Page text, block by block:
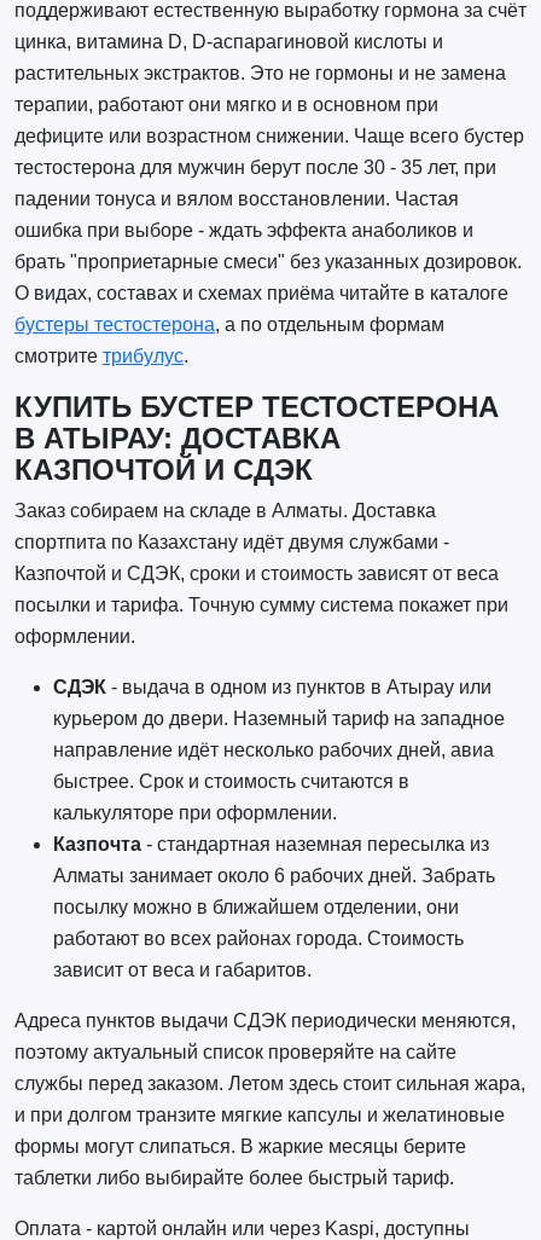
поддерживают естественную выработку гормона за счёт
цинка, витамина D, D-аспарагиновой кислоты и
растительных экстрактов. Это не гормоны и не замена
терапии, работают они мягко и в основном при
дефиците или возрастном снижении. Чаще всего бустер
тестостерона для мужчин берут после 30 - 35 лет, при
падении тонуса и вялом восстановлении. Частая
ошибка при выборе - ждать эффекта анаболиков и
брать "проприетарные смеси" без указанных дозировок.
О видах, составах и схемах приёма читайте в каталоге
бустеры тестостерона, а по отдельным формам
смотрите трибулус.
КУПИТЬ БУСТЕР ТЕСТОСТЕРОНА
В АТЫРАУ: ДОСТАВКА
КАЗПОЧТОЙ И СДЭК
Заказ собираем на складе в Алматы. Доставка
спортпита по Казахстану идёт двумя службами -
Казпочтой и СДЭК, сроки и стоимость зависят от веса
посылки и тарифа. Точную сумму система покажет при
оформлении.
СДЭК- выдача в одном из пунктов в Атырау или
курьером до двери. Наземный тариф на западное
направление идёт несколько рабочих дней, авиа
быстрее. Срок и стоимость считаются в
калькуляторе при оформлении.
Казпочта- стандартная наземная пересылка из
Алматы занимает около 6 рабочих дней. Забрать
посылку можно в ближайшем отделении, они
работают во всех районах города. Стоимость
зависит от веса и габаритов.
Адреса пунктов выдачи СДЭК периодически меняются,
поэтому актуальный список проверяйте на сайте
службы перед заказом. Летом здесь стоит сильная жара,
и при долгом транзите мягкие капсулы и желатиновые
формы могут слипаться. В жаркие месяцы берите
таблетки либо выбирайте более быстрый тариф.
Оплата - картой онлайн или через Kaspi, доступны